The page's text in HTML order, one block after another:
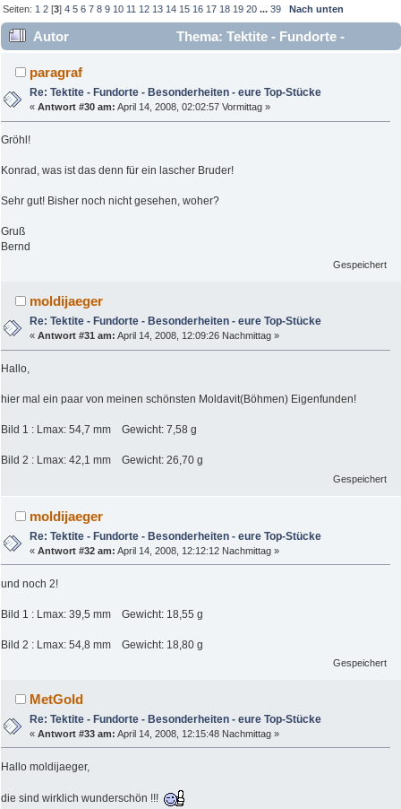
Seiten: 1 2 [3]4 5 6 7 8 9 10 11 12 13 14 15 16 17 18 19 20 ...39 Nach unten
Autor
Thema: Tektite - Fundorte -
Besonderheiten - eure Top-Stücke (Gelesen 271419 mal)
paragraf
Re: Tektite - Fundorte - Besonderheiten - eure Top-Stücke
«Antwort #30 am: April 14, 2008, 02:02:57 Vormittag »
Gröhl!
Konrad, was ist das denn für ein lascher Bruder!
Sehr gut! Bisher noch nicht gesehen, woher?
Gruß
Bernd
Gespeichert
moldijaeger
Re: Tektite - Fundorte - Besonderheiten - eure Top-Stücke
«Antwort #31 am: April 14, 2008, 12:09:26 Nachmittag »
Hallo,
hier mal ein paar von meinen schönsten Moldavit(Böhmen) Eigenfunden!
Bild 1 : Lmax: 54,7 mm Gewicht: 7,58 g
Bild 2 : Lmax: 42,1 mm Gewicht: 26,70 g
Gespeichert
moldijaeger
Re: Tektite - Fundorte - Besonderheiten - eure Top-Stücke
«Antwort #32 am: April 14, 2008, 12:12:12 Nachmittag »
und noch 2!
Bild 1 : Lmax: 39,5 mm Gewicht: 18,55 g
Bild 2 : Lmax: 54,8 mm Gewicht: 18,80 g
Gespeichert
MetGold
Re: Tektite - Fundorte - Besonderheiten - eure Top-Stücke
«Antwort #33 am: April 14, 2008, 12:15:48 Nachmittag »
Hallo moldijaeger,
die sind wirklich wunderschön !!!